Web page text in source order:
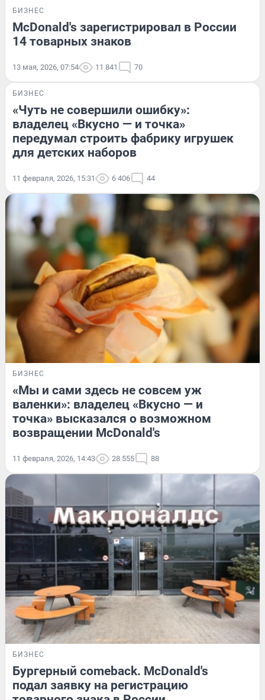
БИЗНЕС
McDonald's зарегистрировал в России
14 товарных знаков
13 мая, 2026, 07:54 11 841 70
БИЗНЕС
«Чуть не совершили ошибку»:
владелец «Вкусно — и точка»
передумал строить фабрику игрушек
для детских наборов
11 февраля, 2026, 15:31 6 406 44
БИЗНЕС
«Мы и сами здесь не совсем уж
валенки»: владелец «Вкусно — и
точка» высказался о возможном
возвращении McDonald's
11 февраля, 2026, 14:43 28 555 88
БИЗНЕС
Бургерный comeback. McDonald's
подал заявку на регистрацию